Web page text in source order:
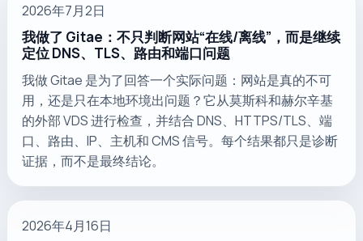
2026年7月2日
我做了 Gitae：不只判断网站“在线/离线”，而是继续
定位 DNS、TLS、路由和端口问题
我做 Gitae 是为了回答一个实际问题：网站是真的不可
用，还是只在本地环境出问题？它从莫斯科和赫尔辛基
的外部 VDS 进行检查，并结合 DNS、HTTPS/TLS、端
口、路由、IP、主机和 CMS 信号。每个结果都只是诊断
证据，而不是最终结论。
2026年4月16日